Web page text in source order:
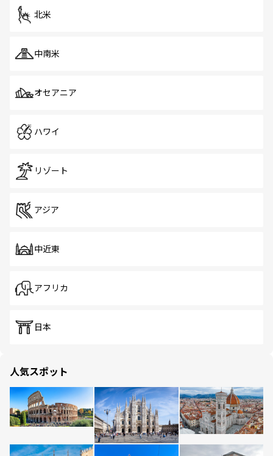
北米
中南米
オセアニア
ハワイ
リゾート
アジア
中近東
アフリカ
日本
人気スポット